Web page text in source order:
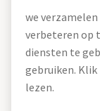
Over tapijtcentrum
Werken bij
Montageservice
Blog
we
verbeteren op
diensten te
gebruiken. Klik
lezen.